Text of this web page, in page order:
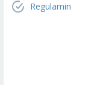
Regulamin